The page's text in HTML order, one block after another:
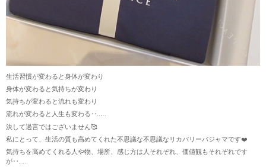
生活習慣が変わると身体が変わり
身体が変わると気持ちが変わり
気持ちが変わると流れも変わり
流れが変わると人生も変わる‥……
決して過言ではございません🥰
私にとって、生活の質も高めてくれた不思議な不思議なリカバリーパジャマです❤️
気持ちを高めてくれる人や物、場所、感じ方は人それぞれ、価値観もそれぞれです
が‥……